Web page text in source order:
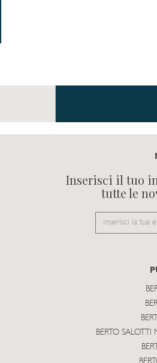
Inserisci il tuo
tutte le
BERTO